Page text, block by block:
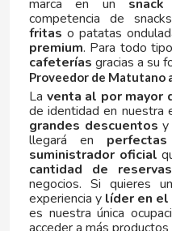
CIGALA
CLIPPER
CLIX
COCACOLA
CODAN
marca en un
competencia de
fritas o patatas
premium. Para todo
cafeterías gracias a su
Proveedor de Matutano
La venta al por mayor
de identidad en nuestra
grandes descuentos y
llegará en
suministrador oficial
cantidad de reservas
negocios. Si quieres un
experiencia y líder en
es nuestra única
acceder a más